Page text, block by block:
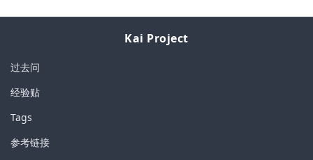
Kai Project
过去问
经验贴
Tags
参考链接